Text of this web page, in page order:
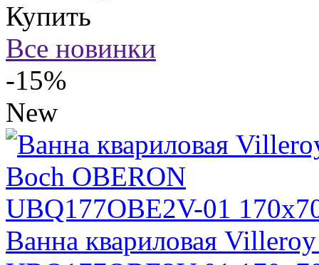
Купить
Все новинки
-15%
New
Ванна квариловая